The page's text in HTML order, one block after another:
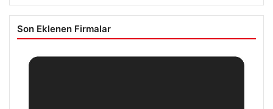
Son Eklenen Firmalar